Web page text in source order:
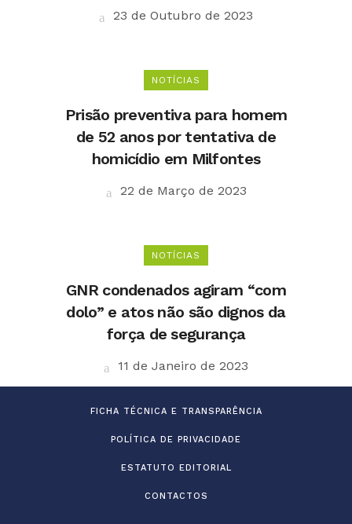
23 de Outubro de 2023
NOTÍCIAS
Prisão preventiva para homem
de 52 anos por tentativa de
homicídio em Milfontes
22 de Março de 2023
NOTÍCIAS
GNR condenados agiram “com
dolo” e atos não são dignos da
força de segurança
11 de Janeiro de 2023
FICHA TÉCNICA E TRANSPARÊNCIA
POLÍTICA DE PRIVACIDADE
ESTATUTO EDITORIAL
CONTACTOS